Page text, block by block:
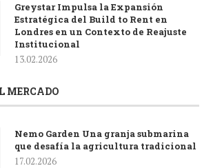
Greystar Impulsa la Expansión
Estratégica del Build to Rent en
Londres en un Contexto de Reajuste
Institucional
13.02.2026
MERCADO
Nemo Garden Una granja submarina
que desafía la agricultura tradicional
17.02.2026